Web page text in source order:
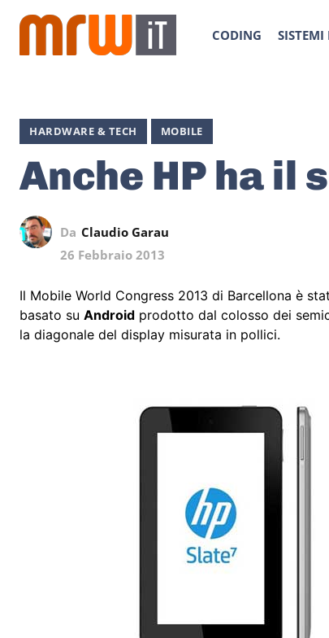
CODING SISTEMI
HARDWARE & TECH MOBILE
Anche HP ha il
Da Claudio Garau
26 Febbraio 2013
Il Mobile World Congress 2013 di Barcellona è
basato su Android prodotto dal colosso dei
la diagonale del display misurata in pollici.